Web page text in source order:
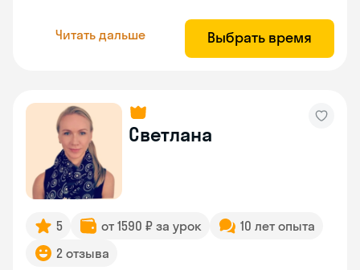
Читать дальше Выбрать время
Светлана
5 от 1590 ₽ за урок
10 лет опыта
2 отзыва